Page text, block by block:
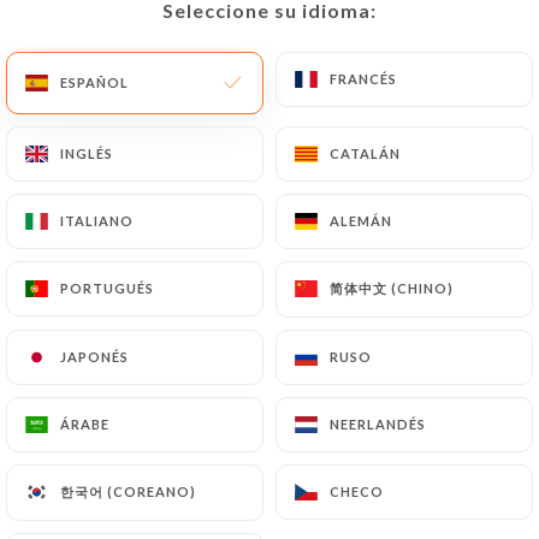
Seleccione su idioma:
ESPAÑOL FRANCÉS
INGLÉS CATALÁN
ITALIANO ALEMÁN
PORTUGUÉS 简体中文 (CHINO)
JAPONÉS RUSO
ÁRABE NEERLANDÉS
한국어 (COREANO) CHECO
INICIO/CONTACTO
Chez Ly Village Tao Tao
Seleccione su idioma:
ESPAÑOL FRANCÉS
INGLÉS CATALÁN
ITALIANO ALEMÁN
PORTUGUÉS 简体中文 (CHINO)
JAPONÉS RUSO
ÁRABE NEERLANDÉS
한국어 (COREANO) CHECO